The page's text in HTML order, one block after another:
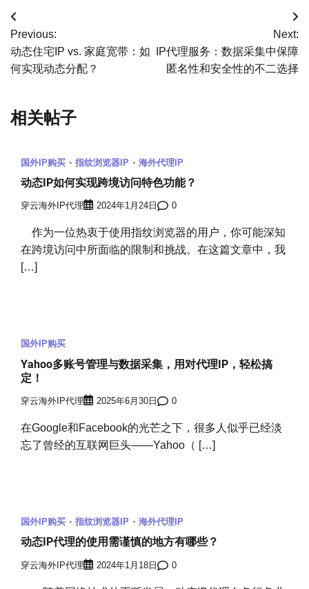
文
章
导
Previous:
动态住宅IP vs. 家庭宽带：如
何实现动态分配？
Next:
IP代理服务：数据采集中保障
匿名性和安全性的不二选择
相关帖子
国外IP购买 指纹浏览器IP 海外代理IP
动态IP如何实现跨境访问特色功能？
穿云海外IP代理 2024年1月24日 0
作为一位热衷于使用指纹浏览器的用户，你可能深知
在跨境访问中所面临的限制和挑战。在这篇文章中，我
[…]
国外IP购买
Yahoo多账号管理与数据采集，用对代理IP，轻松搞
定！
穿云海外IP代理 2025年6月30日 0
在Google和Facebook的光芒之下，很多人似乎已经淡
忘了曾经的互联网巨头——Yahoo（ […]
国外IP购买 指纹浏览器IP 海外代理IP
动态IP代理的使用需谨慎的地方有哪些？
穿云海外IP代理 2024年1月18日 0